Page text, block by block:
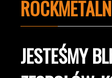
JESTEŚMY